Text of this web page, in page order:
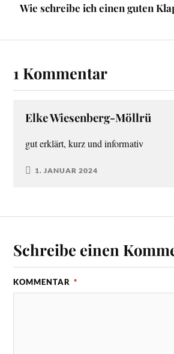
Wie schreibe ich einen guten
1 Kommentar
Elke Wiesenberg-Möllrü
gut erklärt, kurz und informativ
1. JANUAR 2024
Schreibe einen
KOMMENTAR *